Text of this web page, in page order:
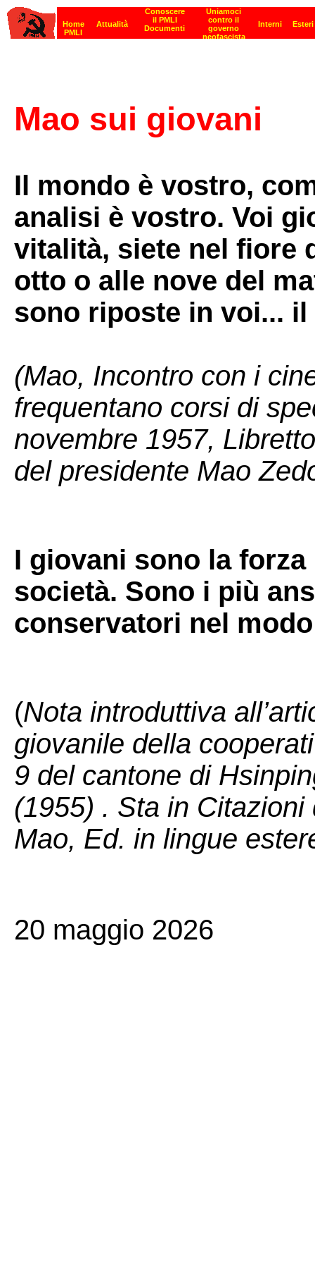
Mao sui giovani
Il mondo è vostro,
analisi è vostro. Voi
vitalità, siete nel fiore
otto o alle nove del
sono riposte in voi...
(Mao, Incontro con i
frequentano corsi di
novembre 1957,
del presidente Mao
I giovani sono la
società. Sono i più
conservatori nel
(Nota introduttiva
giovanile della
9 del cantone di
(1955) . Sta in
Mao, Ed. in lingue
20 maggio 2026